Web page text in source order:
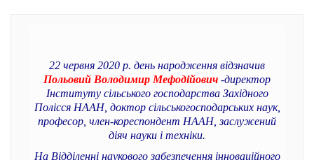
22 червня 2020 р. день народження відзначив
Польовий Володимир Мефодійович -директор
Інституту сільського господарства Західного
Полісся НААН, доктор сільськогосподарських наук,
професор, член-кореспондент НААН, заслужений
діяч науки і техніки.
На Відділенні наукового забезпечення інноваційного